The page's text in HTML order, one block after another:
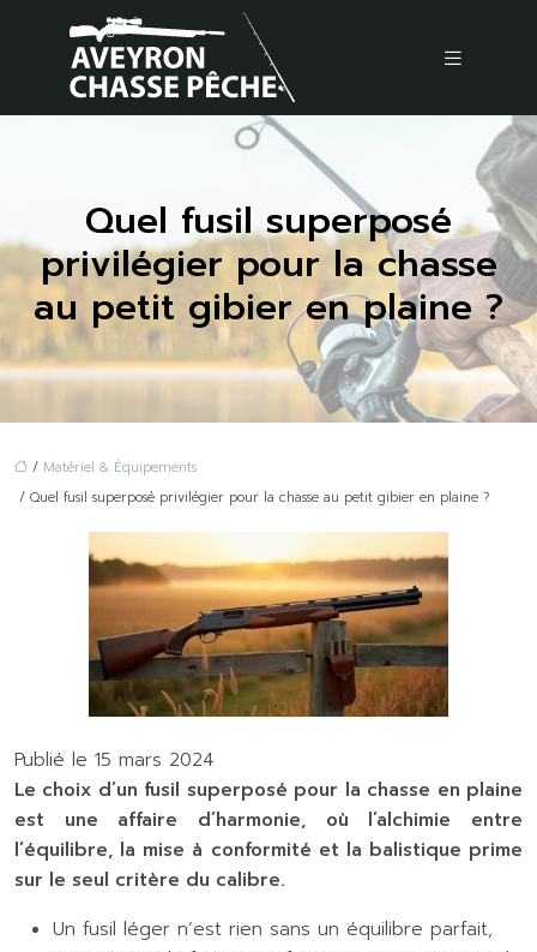
Quel fusil superposé
privilégier pour la chasse
au petit gibier en plaine ?
/ Matériel & Équipements
/ Quel fusil superposé privilégier pour la chasse au petit gibier en plaine ?
Publié le 15 mars 2024
Le choix d’un fusil superposé pour la chasse en plaine
est une affaire d’harmonie, où l’alchimie entre
l’équilibre, la mise à conformité et la balistique prime
sur le seul critère du calibre.
Un fusil léger n’est rien sans un équilibre parfait,